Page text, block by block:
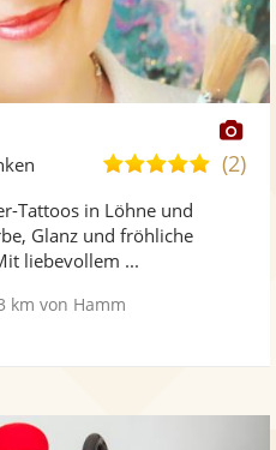
4,9(2)
Tattoos in Löhne und
Glanz und fröhliche
liebevollem ...
km von Hamm